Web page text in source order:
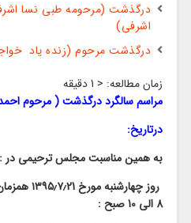
درگذشت (مرحومه طبی نسا
اشرفی)
درگذشت مرحوم (زنده یاد
زمان مطالعه: < 1 دقیقه
مراسم سالگرد درگذشت ( مرحوم
درتاریخ:
به همین مناسبت مجلس ترحیمی در :
روز
8 الی 10 صبح :